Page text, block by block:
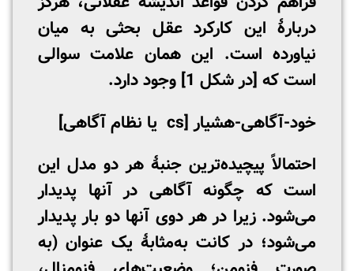
دربارۀ این کارکرد عقل بحثی به میان
نیاورده است. این همان علامت سوالی
است که [در شکل 1] وجود دارد.
خود-آگاهی-هشیار [
cs یا نظام آگاهی]
احتمالاً پیچیده‌ترین جنبۀ هر دو مدل این
است که چگونه آگاهی در آنها پدیدار
می‌شود. زیرا در هر دوی آنها دو بار پدیدار
می‌شود؛ در کانت به‌مثابۀ یک عنوان (به